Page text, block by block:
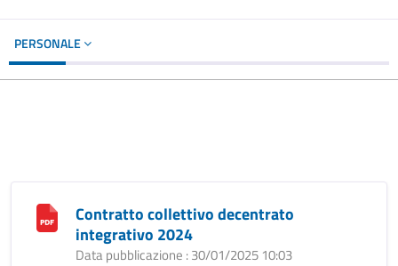
PERSONALE
Contratto collettivo decentrato
integrativo 2024
Data pubblicazione : 30/01/2025 10:03